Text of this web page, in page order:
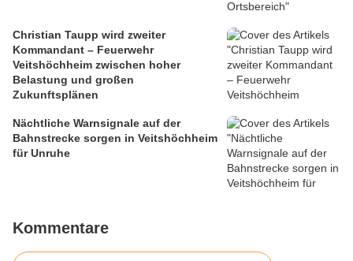
Christian Taupp wird zweiter
Kommandant – Feuerwehr
Veitshöchheim zwischen hoher
Belastung und großen
Zukunftsplänen
Nächtliche Warnsignale auf der
Bahnstrecke sorgen in Veitshöchheim
für Unruhe
Kommentare